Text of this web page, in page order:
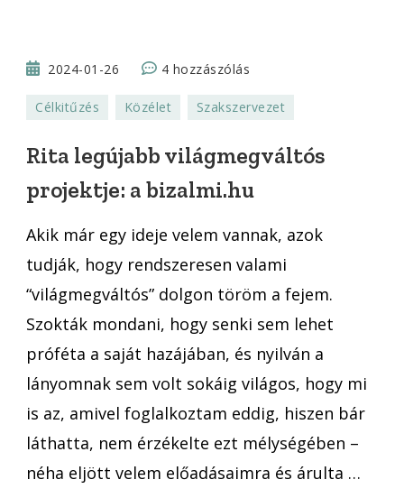
2024-01-26 4 hozzászólás
világmegváltós
a
bizalmi.hu
bejegyzéshez
Célkitűzés Közélet Szakszervezet
Rita legújabb világmegváltós
projektje: a bizalmi.hu
Akik már egy ideje velem vannak, azok
tudják, hogy rendszeresen valami
“világmegváltós” dolgon töröm a fejem.
Szokták mondani, hogy senki sem lehet
próféta a saját hazájában, és nyilván a
lányomnak sem volt sokáig világos, hogy mi
is az, amivel foglalkoztam eddig, hiszen bár
láthatta, nem érzékelte ezt mélységében –
néha eljött velem előadásaimra és árulta …